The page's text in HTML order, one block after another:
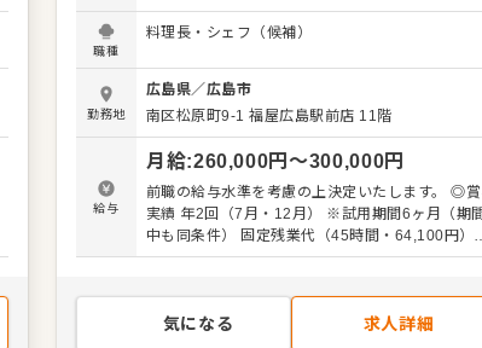
広島駅前店では、将来の料理長候補として、ゼロ
ら寿司職人を目指す見習いスタッフを募集してい
寿司ブランドです。なぜ当店が見習いスタートに
適なのか。それは、多くのお客様が来店されるた
め、握りの場数を圧倒的に積める環境だからです
日々入荷する北陸の新鮮な魚に触れながら、魚種
との特徴、捌き方、ネタに合った握り方を現場で
度も繰り返し体得できます。やる気と上達の早さ
第では、想像より早くカウンターデビューできる
仕込み：ネタの下処理や盛り付けの補助からスタ
ト ・寿司の握り：先輩の指導のもと、段階的にス
テップアップ ・接客：お客様へのご案内や提供 ・
職種
料理長・シェフ（候補）
勤務地
広島県／広島市
南区松原町9-1 福屋広島駅前店 11階
給与
月給:260,000円〜300,000円
前職の給与水準を考慮の上決定いたします。 ◎賞与
実績 年2回（7月・12月） ※試用期間6ヶ月（期間
中も同条件） 固定残業代（45時間・64,100円）含
む。超過分は別途支給
気になる 求人詳細